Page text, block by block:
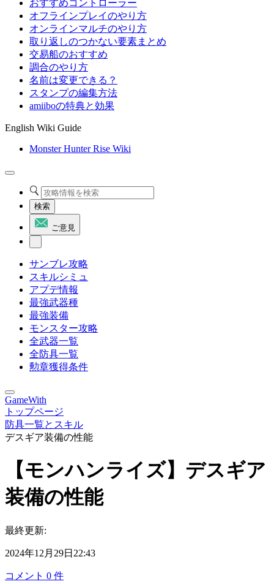
おすすめコントローラー
オフラインプレイのやり方
オンラインマルチのやり方
取り返しのつかない要素まとめ
交易船のおすすめ
調合のやり方
名前は変更できる？
スタンプの編集方法
amiiboの特典と効果
English Wiki Guide
Monster Hunter Rise Wiki
検索
ご意見
サンブレ攻略
スキルシミュ
アプデ情報
最強武器種
最強装備
モンスター攻略
全武器一覧
全防具一覧
勲章獲得条件
GameWith
トップページ
防具一覧とスキル
デスギア装備の性能
【モンハンライズ】デスギア
装備の性能
最終更新:
2024年12月29日22:43
コメント 0 件